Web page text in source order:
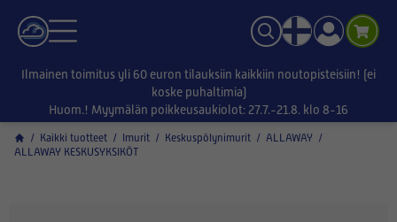
Ilmainen toimitus yli 60 euron tilauksiin kaikkiin noutopisteisiin! (ei
koske puhaltimia)
Huom.! Myymälän poikkeusaukiolot: 27.7.-21.8. klo 8-16
/ Kaikki tuotteet / Imurit / Keskuspölynimurit / ALLAWAY /
ALLAWAY KESKUSYKSIKÖT